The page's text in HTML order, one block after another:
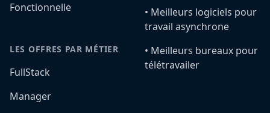
Fonctionnelle
LES OFFRES PAR MÉTIER
FullStack
Manager
•️ Meilleurs logiciels pour
travail asynchrone
•️ Meilleurs bureaux pour
télétravailer